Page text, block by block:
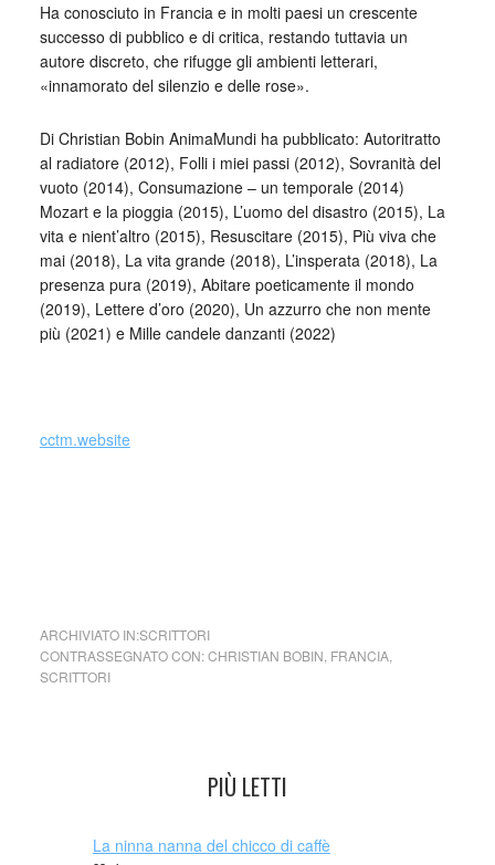
Ha conosciuto in Francia e in molti paesi un crescente
successo di pubblico e di critica, restando tuttavia un
autore discreto, che rifugge gli ambienti letterari,
«innamorato del silenzio e delle rose».
Di Christian Bobin AnimaMundi ha pubblicato: Autoritratto
al radiatore (2012), Folli i miei passi (2012), Sovranità del
vuoto (2014), Consumazione – un temporale (2014)
Mozart e la pioggia (2015), L’uomo del disastro (2015), La
vita e nient’altro (2015), Resuscitare (2015), Più viva che
mai (2018), La vita grande (2018), L’insperata (2018), La
presenza pura (2019), Abitare poeticamente il mondo
(2019), Lettere d’oro (2020), Un azzurro che non mente
più (2021) e Mille candele danzanti (2022)
cctm.website
ARCHIVIATO IN:SCRITTORI
CONTRASSEGNATO CON:CHRISTIAN BOBIN FRANCIA,
SCRITTORI
PIÙ LETTI
La ninna nanna del chicco di caffè